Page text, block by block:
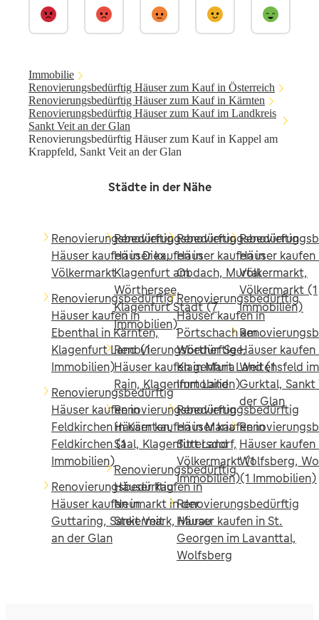
Immobilie
Renovierungsbedürftig Häuser zum Kauf in Österreich
Renovierungsbedürftig Häuser zum Kauf in Kärnten
Renovierungsbedürftig Häuser zum Kauf im Landkreis
Sankt Veit an der Glan
Renovierungsbedürftig Häuser zum Kauf in Kappel am
Krappfeld, Sankt Veit an der Glan
Städte in der Nähe
Renovierungsbedürftig
Häuser kaufen in Diex,
Völkermarkt
Renovierungsbedürftig
Häuser kaufen in
Ebenthal in Kärnten,
Klagenfurt Land (1
Immobilien)
Renovierungsbedürftig
Häuser kaufen in
Feldkirchen in Kärnten,
Feldkirchen (1
Immobilien)
Renovierungsbedürftig
Häuser kaufen in
Guttaring, Sankt Veit
an der Glan
Renovierungsbedürftig
Häuser kaufen in
Klagenfurt am
Wörthersee,
Klagenfurt Stadt (7
Immobilien)
Renovierungsbedürftig
Häuser kaufen in Maria
Rain, Klagenfurt Land
Renovierungsbedürftig
Häuser kaufen in Maria
Saal, Klagenfurt Land
Renovierungsbedürftig
Häuser kaufen in
Neumarkt in der
Steiermark, Murau
Renovierungsbedürftig
Häuser kaufen in
Obdach, Murtal
Renovierungsbedürftig
Häuser kaufen in
Pörtschach am
Wörther See,
Klagenfurt Land (1
Immobilien)
Renovierungsbedürftig
Häuser kaufen in
Sittersdorf,
Völkermarkt (1
Immobilien)
Renovierungsbedürftig
Häuser kaufen in St.
Georgen im Lavanttal,
Wolfsberg
Häuser kaufen
Völkermarkt,
Völkermarkt (1
Immobilien)
Häuser kaufen
Weitensfeld im
Gurktal, Sankt
der Glan
Häuser kaufen
Wolfsberg,
(1 Immobilien)